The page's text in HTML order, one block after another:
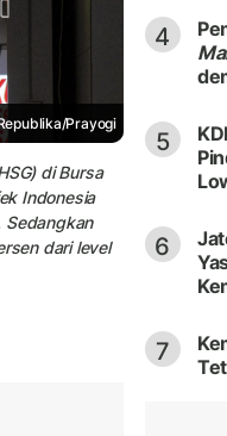
Prayogi
di Bursa
Indonesia
Sedangkan
dari level
4
5
6
7